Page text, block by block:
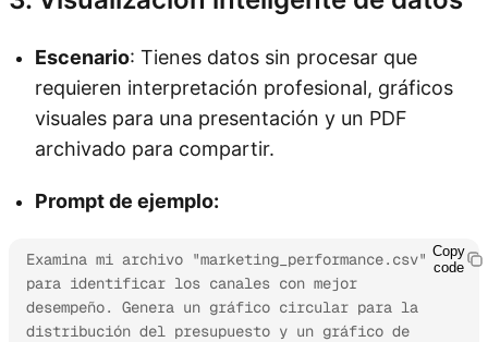
Escenario: Tienes datos sin procesar que
requieren interpretación profesional, gráficos
visuales para una presentación y un PDF
archivado para compartir.
Prompt de ejemplo:
Examina mi archivo "marketing_performance.csv"
para identificar los canales con mejor
desempeño. Genera un gráfico circular para la
distribución del presupuesto y un gráfico de
Copy
code